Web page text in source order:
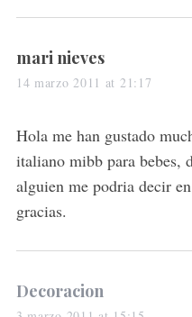
s
a
s
:
mari nieves
14 marzo 2011 at 21:17
Hola me han gustado
italiano mibb para bebes,
alguien me podria decir
gracias.
s
Decoracion